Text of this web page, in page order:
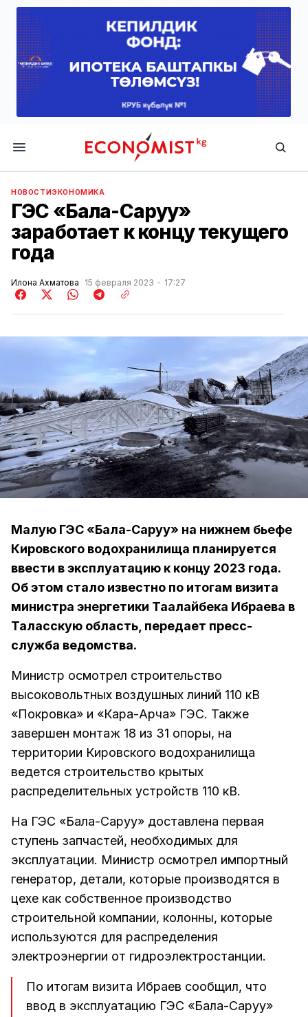
Economist.kg
НОВОСТИЭКОНОМИКА
ГЭС «Бала-Саруу»
заработает к концу текущего
года
Илона Ахматова 15 февраля 2023 17:27
Малую ГЭС «Бала-Саруу» на нижнем бьефе
Кировского водохранилища планируется
ввести в эксплуатацию к концу 2023 года.
Об этом стало известно по итогам визита
министра энергетики Таалайбека Ибраева в
Таласскую область, передает пресс-
служба ведомства.
Министр осмотрел строительство
высоковольтных воздушных линий 110 кВ
«Покровка» и «Кара-Арча» ГЭС. Также
завершен монтаж 18 из 31 опоры, на
территории Кировского водохранилища
ведется строительство крытых
распределительных устройств 110 кВ.
На ГЭС «Бала-Саруу» доставлена первая
ступень запчастей, необходимых для
эксплуатации. Министр осмотрел импортный
генератор, детали, которые производятся в
цехе как собственное производство
строительной компании, колонны, которые
используются для распределения
электроэнергии от гидроэлектростанции.
По итогам визита Ибраев сообщил, что
ввод в эксплуатацию ГЭС «Бала-Саруу»